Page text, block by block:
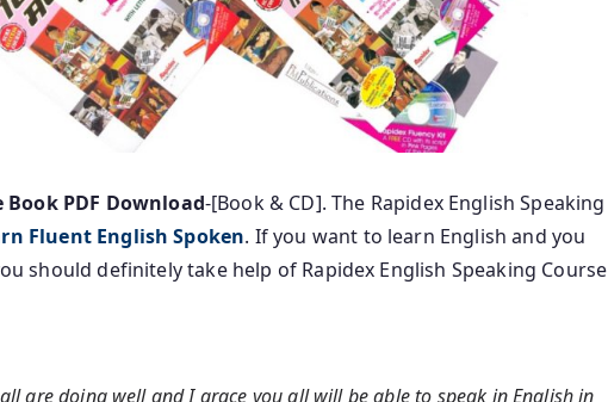
PDF Download-[Book & CD]. The Rapidex English Speaking
Fluent English Spoken. If you want to learn English and you
should definitely take help of Rapidex English Speaking Course
are doing well and I grace you all will be able to speak in English in